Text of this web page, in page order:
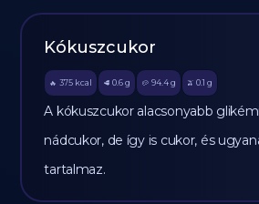
Kókuszcukor
🔥 375 kcal 🥩 0.6 g 🥔 94.4g 🫒 0.1 g
A kókuszcukor alacsonyabb
nádcukor, de így is cukor, és
tartalmaz.